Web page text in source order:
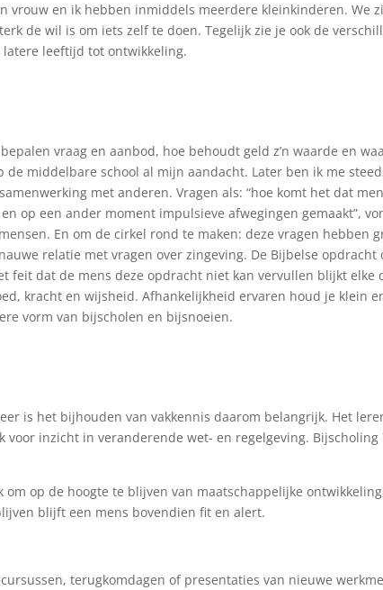
vrouw en ik hebben inmiddels meerdere kleinkinderen. We
de wil is om iets zelf te doen. Tegelijk zie je ook de
latere leeftijd tot ontwikkeling.
vraag en aanbod, hoe behoudt geld z’n waarde en
middelbare school al mijn aandacht. Later ben ik me
met anderen. Vragen als: “hoe komt het dat
op een ander moment impulsieve afwegingen gemaakt”,
En om de cirkel rond te maken: deze vragen hebben
relatie met vragen over zingeving. De Bijbelse opdracht
feit dat de mens deze opdracht niet kan vervullen blijkt elke
kracht en wijsheid. Afhankelijkheid ervaren houd je klein
vorm van bijscholen en bijsnoeien.
is het bijhouden van vakkennis daarom belangrijk. Het
inzicht in veranderende wet- en regelgeving. Bijscholing
op de hoogte te blijven van maatschappelijke
blijft een mens bovendien fit en alert.
terugkomdagen of presentaties van nieuwe